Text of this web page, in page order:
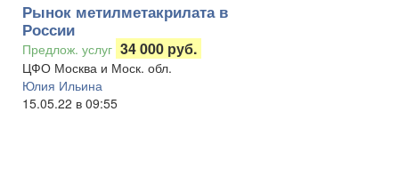
Рынок метилметакрилата в
России
Предлож. услуг 34 000 руб.
ЦФО Москва и Моск. обл.
Юлия Ильина
15.05.22 в 09:55